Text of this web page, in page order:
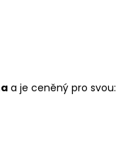
a je ceněný pro svou: